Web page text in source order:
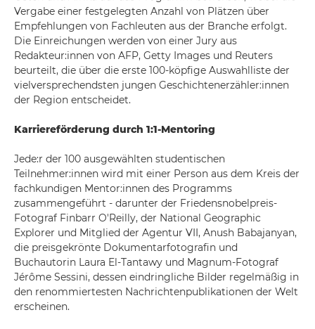
Vergabe einer festgelegten Anzahl von Plätzen über
Empfehlungen von Fachleuten aus der Branche erfolgt.
Die Einreichungen werden von einer Jury aus
Redakteur:innen von AFP, Getty Images und Reuters
beurteilt, die über die erste 100-köpfige Auswahlliste der
vielversprechendsten jungen Geschichtenerzähler:innen
der Region entscheidet.
Karriereförderung durch 1:1-Mentoring
Jede:r der 100 ausgewählten studentischen
Teilnehmer:innen wird mit einer Person aus dem Kreis der
fachkundigen Mentor:innen des Programms
zusammengeführt - darunter der Friedensnobelpreis-
Fotograf Finbarr O'Reilly, der National Geographic
Explorer und Mitglied der Agentur VII, Anush Babajanyan,
die preisgekrönte Dokumentarfotografin und
Buchautorin Laura El-Tantawy und Magnum-Fotograf
Jérôme Sessini, dessen eindringliche Bilder regelmäßig in
den renommiertesten Nachrichtenpublikationen der Welt
erscheinen.